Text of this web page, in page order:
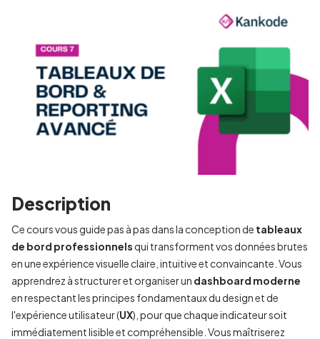
Description
Ce cours vous guide pas à pas dans la conception de tableaux
de bord professionnels qui transforment vos données brutes
en une expérience visuelle claire, intuitive et convaincante. Vous
apprendrez à structurer et organiser un dashboard moderne
en respectant les principes fondamentaux du design et de
l'expérience utilisateur (UX), pour que chaque indicateur soit
immédiatement lisible et compréhensible. Vous maîtriserez